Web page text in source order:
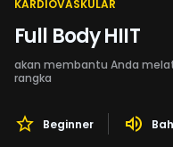
KARDIOVASKULAR
Full Body HIIT
akan membantu Anda
rangka
Beginner